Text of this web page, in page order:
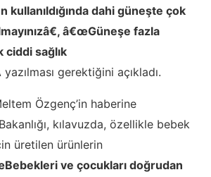
kullanıldığında dahi güneşte çok
â€œGüneşe fazla
ciddi sağlık
yazılması gerektiğini açıkladı.
Özgenç’in haberine
kılavuzda, özellikle bebek
üretilen ürünlerin
ve çocukları doğrudan